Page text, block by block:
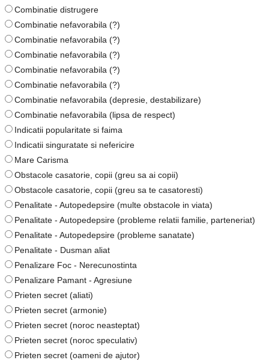
Combinatie distrugere
Combinatie nefavorabila (?)
Combinatie nefavorabila (?)
Combinatie nefavorabila (?)
Combinatie nefavorabila (?)
Combinatie nefavorabila (?)
Combinatie nefavorabila (depresie, destabilizare)
Combinatie nefavorabila (lipsa de respect)
Indicatii popularitate si faima
Indicatii singuratate si nefericire
Mare Carisma
Obstacole casatorie, copii (greu sa ai copii)
Obstacole casatorie, copii (greu sa te casatoresti)
Penalitate - Autopedepsire (multe obstacole in viata)
Penalitate - Autopedepsire (probleme relatii familie, parteneriat)
Penalitate - Autopedepsire (probleme sanatate)
Penalitate - Dusman aliat
Penalizare Foc - Nerecunostinta
Penalizare Pamant - Agresiune
Prieten secret (aliati)
Prieten secret (armonie)
Prieten secret (noroc neasteptat)
Prieten secret (noroc speculativ)
Prieten secret (oameni de ajutor)